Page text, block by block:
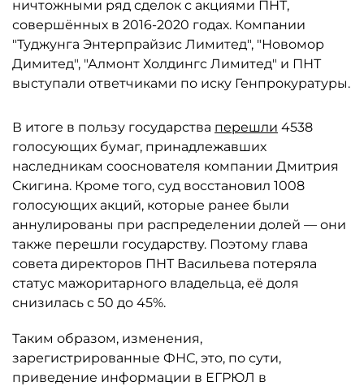
ничтожными ряд сделок с акциями ПНТ,
совершённых в 2016-2020 годах. Компании
"Туджунга Энтерпрайзис Лимитед", "Новомор
Димитед", "Алмонт Холдингс Лимитед" и ПНТ
выступали ответчиками по иску Генпрокуратуры.
В итоге в пользу государства перешли 4538
голосующих бумаг, принадлежавших
наследникам сооснователя компании Дмитрия
Скигина. Кроме того, суд восстановил 1008
голосующих акций, которые ранее были
аннулированы при распределении долей — они
также перешли государству. Поэтому глава
совета директоров ПНТ Васильева потеряла
статус мажоритарного владельца, её доля
снизилась с 50 до 45%.
Таким образом, изменения,
зарегистрированные ФНС, это, по сути,
приведение информации в ЕГРЮЛ в